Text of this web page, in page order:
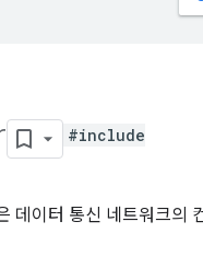
#include
데이터 통신 네트워크의